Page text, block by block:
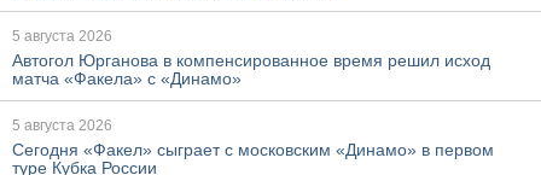
5 августа 2026
Автогол Юрганова в компенсированное время решил исход
матча «Факела» с «Динамо»
5 августа 2026
Сегодня «Факел» сыграет с московским «Динамо» в первом
туре Кубка России